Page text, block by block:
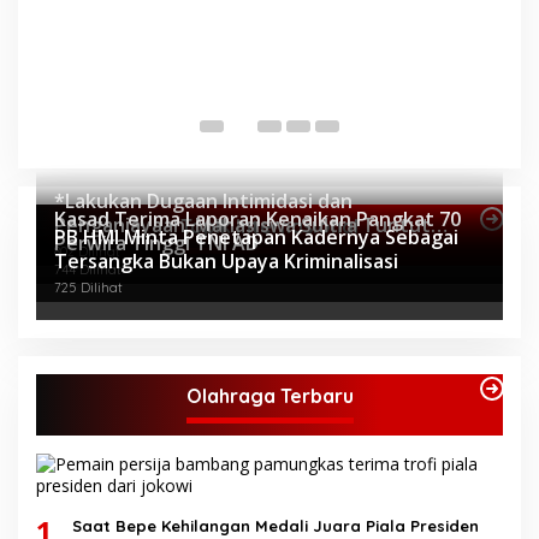
Topik Internasional
*Lakukan Dugaan Intimidasi dan
Penganiayaan, Mahasiswa Sultra Tuntut
Pemecatan Pj Bupati Buton Selatan*
802 Dilihat
Kasad Terima Laporan Kenaikan Pangkat 70
Perwira Tinggi TNI AD
744 Dilihat
PB HMI Minta Penetapan Kadernya Sebagai
Tersangka Bukan Upaya Kriminalisasi
725 Dilihat
Olahraga Terbaru
Saat Bepe Kehilangan Medali Juara Piala Presiden